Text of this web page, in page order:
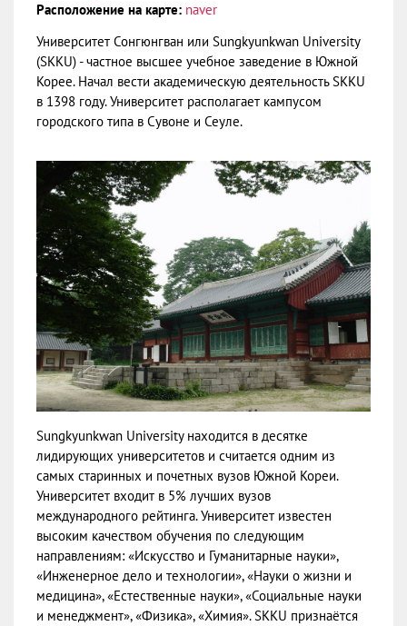
Расположение на карте: naver
Университет Сонгюнгван или Sungkyunkwan University
(SKKU) - частное высшее учебное заведение в Южной
Корее. Начал вести академическую деятельность SKKU
в 1398 году. Университет располагает кампусом
городского типа в Сувоне и Сеуле.
Sungkyunkwan University находится в десятке
лидирующих университетов и считается одним из
самых старинных и почетных вузов Южной Кореи.
Университет входит в 5% лучших вузов
международного рейтинга. Университет известен
высоким качеством обучения по следующим
направлениям: «Искусство и Гуманитарные науки»,
«Инженерное дело и технологии», «Науки о жизни и
медицина», «Естественные науки», «Социальные науки
и менеджмент», «Физика», «Химия». SKKU признаётся